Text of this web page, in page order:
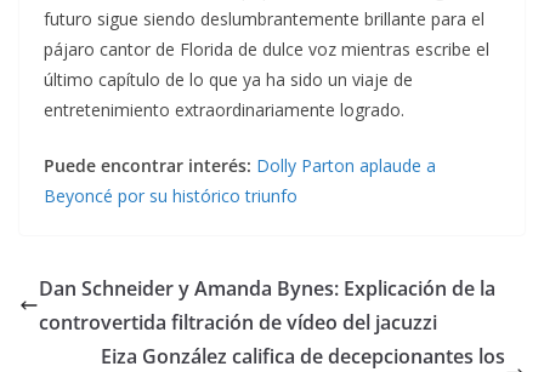
futuro sigue siendo deslumbrantemente brillante para el
pájaro cantor de Florida de dulce voz mientras escribe el
último capítulo de lo que ya ha sido un viaje de
entretenimiento extraordinariamente logrado.
Puede encontrar interés: Dolly Parton aplaude a
Beyoncé por su histórico triunfo
Dan Schneider y Amanda Bynes: Explicación de la
controvertida filtración de vídeo del jacuzzi
Eiza González califica de decepcionantes los